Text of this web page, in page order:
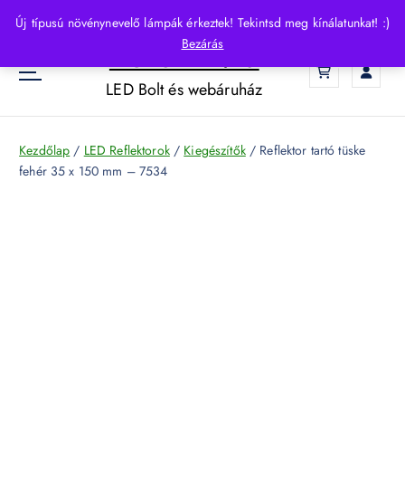
Új típusú növénynevelő lámpák érkeztek! Tekintsd meg kínálatunkat! :)
Bezárás
p
o
HelloLED.hu
LED Bolt és webáruház
Kezdőlap / LED Reflektorok/ Kiegészítők/ Reflektor tartó tüske
fehér 35 x 150 mm – 7534